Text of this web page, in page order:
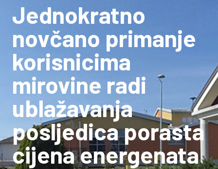
Jednokratno
novčano primanje
korisnicima
mirovine radi
ublažavanja
posljedica porasta
cijena energenata